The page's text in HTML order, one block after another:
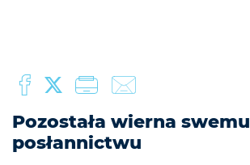
Pozostała wierna swemu
posłannictwu